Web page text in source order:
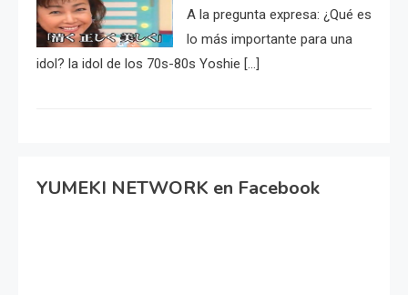
A la pregunta expresa: ¿Qué es
lo más importante para una
idol? la idol de los 70s-80s Yoshie […]
YUMEKI NETWORK en Facebook